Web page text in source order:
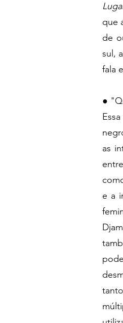
que
de
sul,
fala
●
as
e a